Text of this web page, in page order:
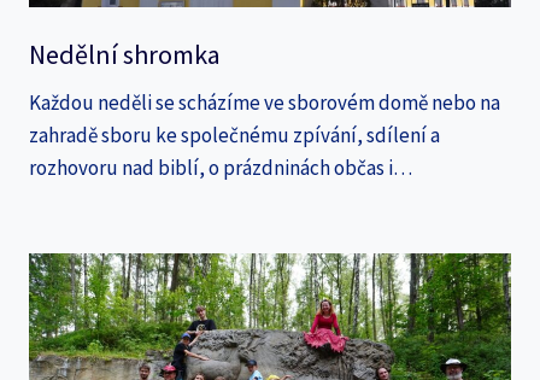
Nedělní shromka
Každou neděli se scházíme ve sborovém domě nebo na
zahradě sboru ke společnému zpívání, sdílení a
rozhovoru nad biblí, o prázdninách občas i…